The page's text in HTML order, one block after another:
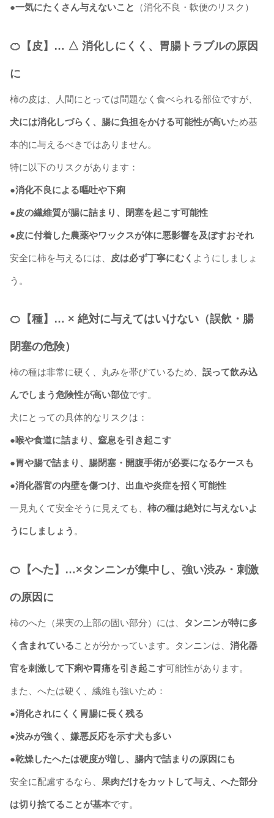
●一気にたくさん与えないこと （消化不良・軟便のリスク）
🍊【皮】… △ 消化しにくく、胃腸トラブルの原因
に
柿の皮は、人間にとっては問題なく食べられる部位ですが、
犬には消化しづらく、腸に負担をかける可能性が高いため基
本的に与えるべきではありません。
特に以下のリスクがあります：
●消化不良による嘔吐や下痢
●皮の繊維質が腸に詰まり、閉塞を起こす可能性
●皮に付着した農薬やワックスが体に悪影響を及ぼすおそれ
安全に柿を与えるには、 皮は必ず丁寧にむく ようにしましょ
う。
🍊【種】… × 絶対に与えてはいけない（誤飲・腸
閉塞の危険）
柿の種は非常に硬く、丸みを帯びているため、 誤って飲み込
んでしまう危険性が高い部位です。
犬にとっての具体的なリスクは：
●喉や食道に詰まり、窒息を引き起こす
●胃や腸で詰まり、腸閉塞・開腹手術が必要になるケースも
●消化器官の内壁を傷つけ、出血や炎症を招く可能性
一見丸くて安全そうに見えても、 柿の種は絶対に与えないよ
うにしましょう 。
🍊【へた】…×タンニンが集中し、強い渋み・刺激
の原因に
柿のへた（果実の上部の固い部分）には、 タンニンが特に多
く含まれていることが分かっています。タンニンは、 消化器
官を刺激して下痢や胃痛を引き起こす可能性があります。
また、へたは硬く、繊維も強いため：
●消化されにくく胃腸に長く残る
●渋みが強く、嫌悪反応を示す犬も多い
●乾燥したへたは硬度が増し、腸内で詰まりの原因にも
安全に配慮するなら、 果肉だけをカットして与え、へた部分
は切り捨てることが基本です。